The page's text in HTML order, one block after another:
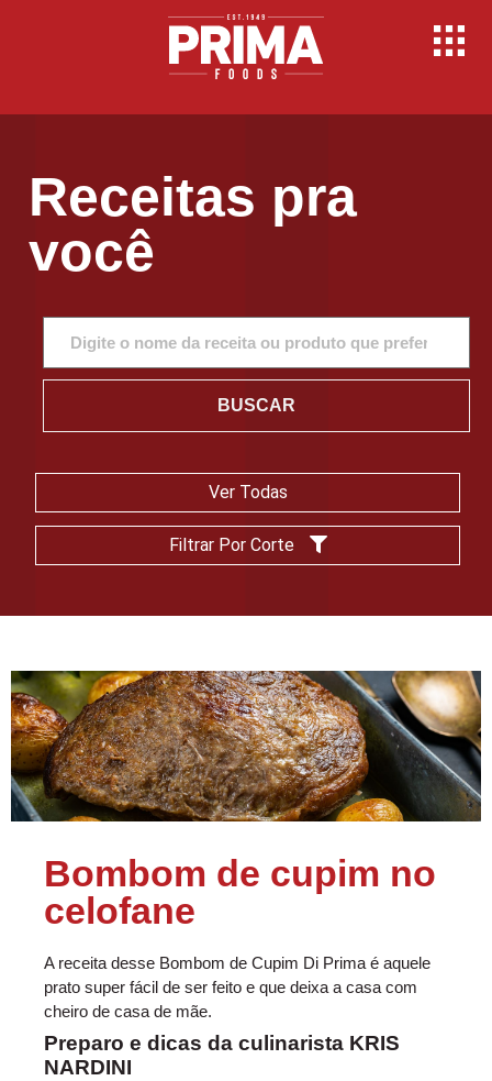
Receitas pra
você
Ver Todas
Filtrar Por Corte
BUSCAR
Bombom de cupim no
celofane
A receita desse Bombom de Cupim Di Prima é aquele
prato super fácil de ser feito e que deixa a casa com
cheiro de casa de mãe.
Preparo e dicas da culinarista KRIS
NARDINI